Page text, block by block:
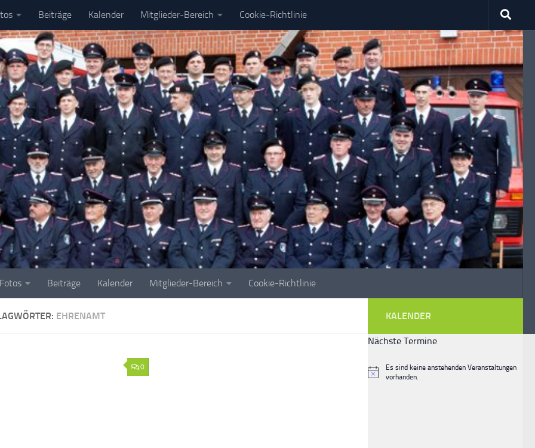
Beiträge Kalender Mitglieder-Bereich Cookie-Richtlinie
Fotos Beiträge Kalender Mitglieder-Bereich Cookie-Richtlinie
EHRENAMT
0
KALENDER
Nächste Termine
Hinweis
Es sind keine anstehenden Veranstaltungen
vorhanden.